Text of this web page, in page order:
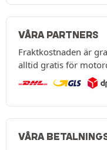
VÅRA PARTNERS
Fraktkostnaden är
alltid gratis för
VÅRA